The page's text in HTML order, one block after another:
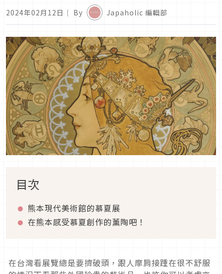
2024年02月12日 ｜ By Japaholic 編輯部
目次
熊本現代美術館的慕夏展
在熊本感受慕夏創作的薰陶吧！
在台灣看展覽總是要擠破頭，跟人摩肩接踵在很不舒服